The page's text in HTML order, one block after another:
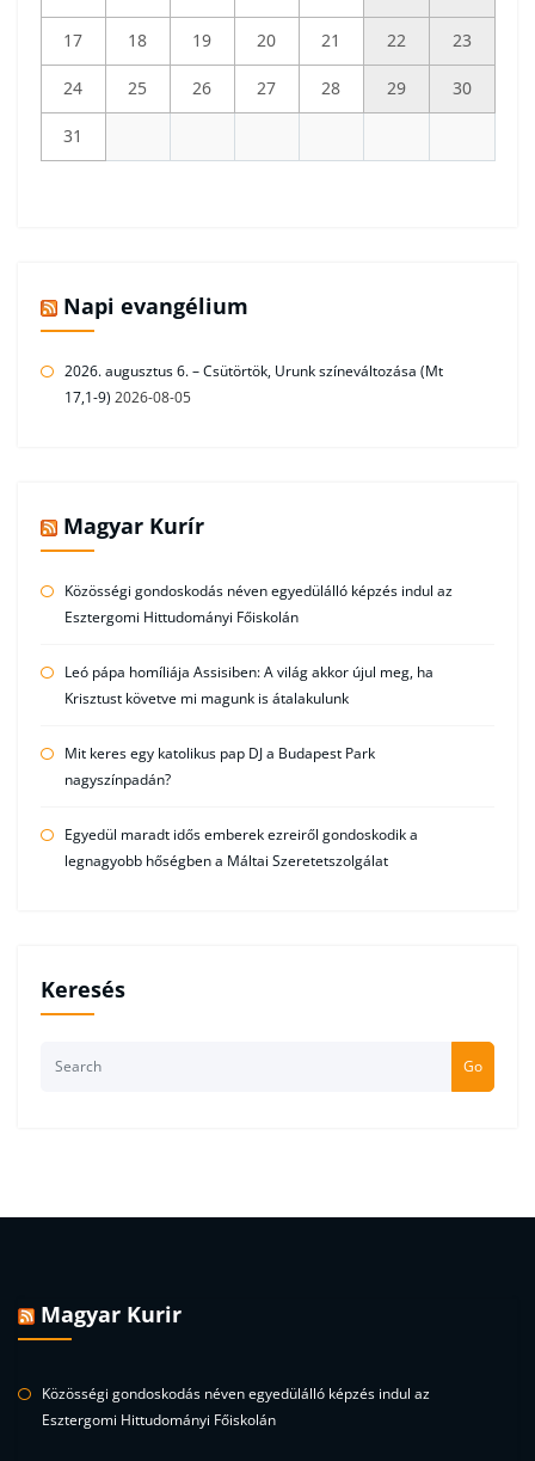
17 18 19 20 21 22 23
24 25 26 27 28 29 30
31
Napi evangélium
2026. augusztus 6. – Csütörtök, Urunk színeváltozása (Mt
17,1-9) 2026-08-05
Magyar Kurír
Közösségi gondoskodás néven egyedülálló képzés indul az
Esztergomi Hittudományi Főiskolán
Leó pápa homíliája Assisiben: A világ akkor újul meg, ha
Krisztust követve mi magunk is átalakulunk
Mit keres egy katolikus pap DJ a Budapest Park
nagyszínpadán?
Egyedül maradt idős emberek ezreiről gondoskodik a
legnagyobb hőségben a Máltai Szeretetszolgálat
Keresés
Go
Magyar Kurir
Közösségi gondoskodás néven egyedülálló képzés indul az
Esztergomi Hittudományi Főiskolán